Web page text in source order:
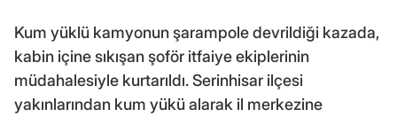
Kum yüklü kamyonun şarampole devrildiği kazada,
kabin içine sıkışan şoför itfaiye ekiplerinin
müdahalesiyle kurtarıldı. Serinhisar ilçesi
yakınlarından kum yükü alarak il merkezine